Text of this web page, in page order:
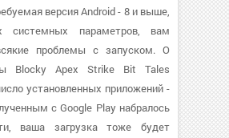
версия Android - 8 и выше,
системных параметров, вам
проблемы с запуском. О
Blocky Apex Strike Bit Tales
установленных приложений -
с Google Play набралось
ваша загрузка тоже будет